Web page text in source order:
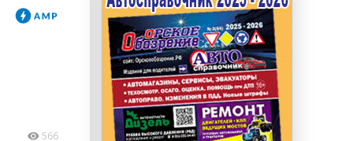
erid: LdtCKJjWj Реклама. ИП Кучеренко Николай
Николаевич
566